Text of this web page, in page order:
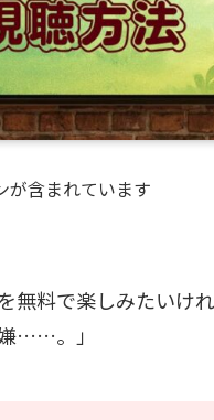
含まれています
無料で楽しみたいけ
……。」